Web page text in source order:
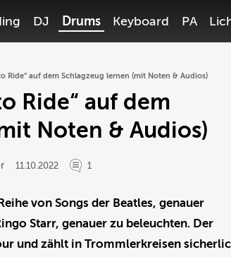
DJ Drums Keyboard PA
Ride“ auf dem Schlagzeug lernen (mit Noten & Audios)
Ride“ auf dem
Noten & Audios)
11.10.2022 1
von Songs der Beatles, genauer
Starr, genauer zu beleuchten. Der
und zählt in Trommlerkreisen